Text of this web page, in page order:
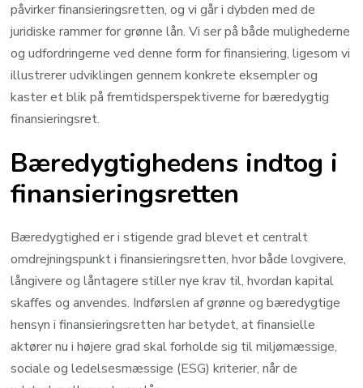
påvirker finansieringsretten, og vi går i dybden med de
juridiske rammer for grønne lån. Vi ser på både mulighederne
og udfordringerne ved denne form for finansiering, ligesom vi
illustrerer udviklingen gennem konkrete eksempler og
kaster et blik på fremtidsperspektiverne for bæredygtig
finansieringsret.
Bæredygtighedens indtog i
finansieringsretten
Bæredygtighed er i stigende grad blevet et centralt
omdrejningspunkt i finansieringsretten, hvor både lovgivere,
långivere og låntagere stiller nye krav til, hvordan kapital
skaffes og anvendes. Indførslen af grønne og bæredygtige
hensyn i finansieringsretten har betydet, at finansielle
aktører nu i højere grad skal forholde sig til miljømæssige,
sociale og ledelsesmæssige (ESG) kriterier, når de